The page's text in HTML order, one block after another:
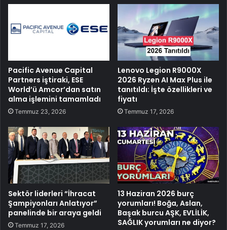
Pacific Avenue Capital
Partners iştiraki, ESE
World’ü Amcor’dan satın
alma işlemini tamamladı
Temmuz 23, 2026
Lenovo Legion R9000X
2026 Ryzen AI Max Plus ile
tanıtıldı: İşte özellikleri ve
fiyatı
Temmuz 17, 2026
Sektör liderleri “İhracat
Şampiyonları Anlatıyor”
panelinde bir araya geldi
Temmuz 17, 2026
13 Haziran 2026 burç
yorumları! Boğa, Aslan,
Başak burcu AŞK, EVLİLİK,
SAĞLIK yorumları ne diyor?